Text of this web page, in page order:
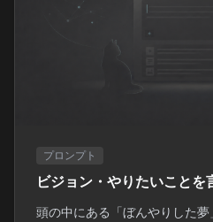
プロンプト
ビジョン・やりたいことを
頭の中にある「ぼんやりした